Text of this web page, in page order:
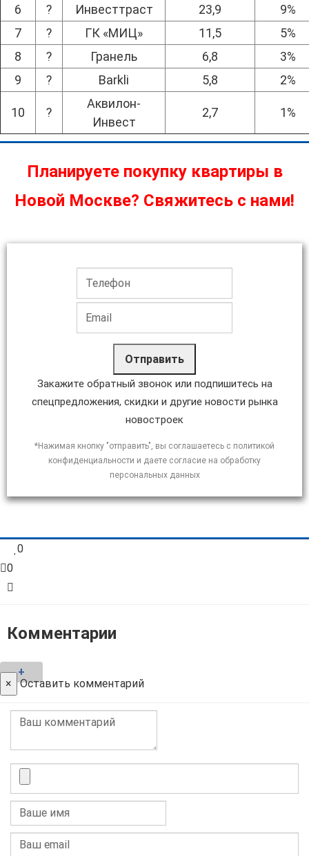
6 ? Инвесттраст 23,9
9%
7
? ГК «МИЦ» 11,5
5%
8
? Гранель 6,8
3%
9
? Barkli 5,8 2%
10 ?
Аквилон-
Инвест
2,7 1%
Планируете покупку квартиры в
Новой Москве? Свяжитесь с нами!
Отправить
Закажите обратный звонок или подпишитесь на
спецпредложения, скидки и другие новости рынка
новостроек
*Нажимая кнопку "отправить", вы соглашаетесь с политикой
конфиденциальности и даете согласие на обработку
персональных данных
0
0
Комментарии
+
× Оставить комментарий